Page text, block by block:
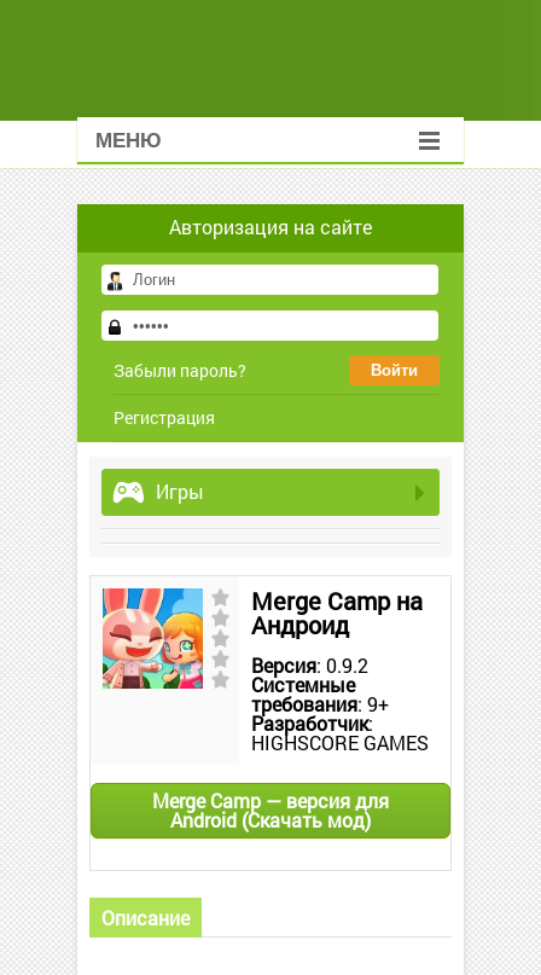
МЕНЮ
Авторизация на сайте
Забыли пароль?
Регистрация
Игры
Merge Camp на
Андроид
Версия: 0.9.2
Системные
требования: 9+
Разработчик:
HIGHSCORE GAMES
Merge Camp — версия для
Android (Скачать мод)
Описание